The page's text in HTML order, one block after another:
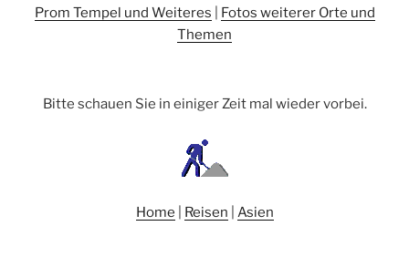
Prom Tempel und Weiteres
Fotos weiterer Orte und
Themen
Bitte schauen Sie in einiger Zeit mal wieder vorbei.
Home Reisen Asien